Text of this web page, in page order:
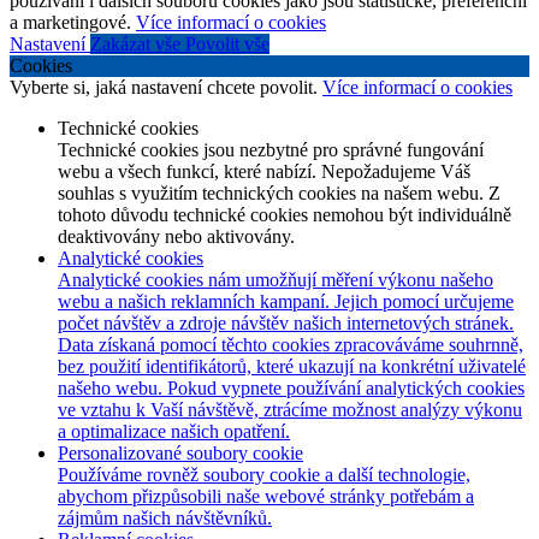
a marketingové. Více informací o cookies
Nastavení Zakázat vše Povolit vše
Cookies
Vyberte si, jaká nastavení chcete povolit. Více informací o cookies
Technické cookies
Technické cookies jsou nezbytné pro správné fungování
webu a všech funkcí, které nabízí. Nepožadujeme Váš
souhlas s využitím technických cookies na našem webu. Z
tohoto důvodu technické cookies nemohou být individuálně
deaktivovány nebo aktivovány.
Analytické cookies
Analytické cookies nám umožňují měření výkonu našeho
webu a našich reklamních kampaní. Jejich pomocí určujeme
počet návštěv a zdroje návštěv našich internetových stránek.
Data získaná pomocí těchto cookies zpracováváme souhrnně,
bez použití identifikátorů, které ukazují na konkrétní uživatelé
našeho webu. Pokud vypnete používání analytických cookies
ve vztahu k Vaší návštěvě, ztrácíme možnost analýzy výkonu
a optimalizace našich opatření.
Personalizované soubory cookie
Používáme rovněž soubory cookie a další technologie,
abychom přizpůsobili naše webové stránky potřebám a
zájmům našich návštěvníků.